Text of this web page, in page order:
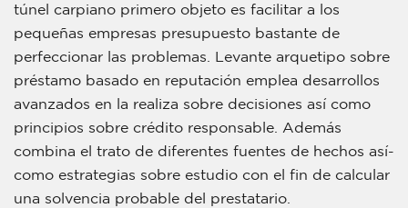
túnel carpiano primero objeto es facilitar a los
pequeñas empresas presupuesto bastante de
perfeccionar las problemas. Levante arquetipo sobre
préstamo basado en reputación emplea desarrollos
avanzados en la realiza sobre decisiones así­ como
principios sobre crédito responsable. Además
combina el trato de diferentes fuentes de hechos así­
como estrategias sobre estudio con el fin de calcular
una solvencia probable del prestatario.